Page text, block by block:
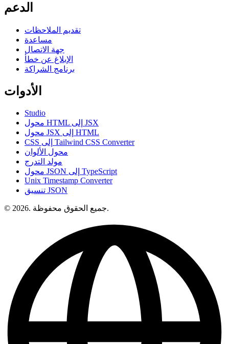
الدعم
تقديم الملاحظات
مساعدة
جهة الاتصال
الإبلاغ عن خطأ
برنامج الشراكة
الأدوات
Studio
محول HTML إلى JSX
محول JSX إلى HTML
CSS إلى Tailwind CSS Converter
محول الألوان
مولد التدرج
محول JSON إلى TypeScript
Unix Timestamp Converter
تنسيق JSON
© 2026. جميع الحقوق محفوظة.